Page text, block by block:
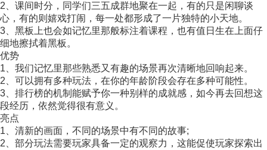
2、课间时分，同学们三五成群地聚在一起，有的只是闲聊谈
心，有的则嬉戏打闹，每一处都形成了一片独特的小天地。
3、黑板上也会如记忆里那般标注着课程，也有值日生在上面仔
细地擦拭着黑板。
优势
1、我们记忆里那些熟悉又有趣的场景再次清晰地回响起来。
2、可以拥有多种玩法，在你的年龄阶段会存在多种可能性。
3、排行榜的机制能赋予你一种别样的成就感，如今再去回想这
段经历，依然觉得很有意义。
亮点
1、清新的画面，不同的场景中有不同的故事;
2、部分玩法需要玩家具备一定的观察力，这能促使玩家探索出